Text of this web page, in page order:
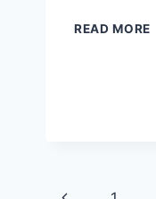
READ MORE